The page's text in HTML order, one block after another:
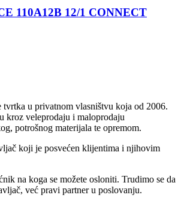
110A12B 12/1 CONNECT
u privatnom vlasništvu koja od 2006.
kroz veleprodaju i maloprodaju
potrošnog materijala te opremom.
koji je posvećen klijentima i njihovim
na koga se možete osloniti. Trudimo se da
već pravi partner u poslovanju.